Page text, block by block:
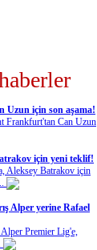
Uzun için son aşama!
Frankfurt'tan Can Uzun
için yeni teklif!
Aleksey Batrakov için
Alper yerine Rafael
Alper Premier Lig'e,